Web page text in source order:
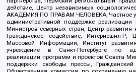
действие, Центр независимых
АКАДЕМИЯ ПО ПРАВАМ ЧЕЛОВЕКА, Частное
административной поддержке
Министров северных стран, Центр развития
Гражданское содействие, Интернешнл-
Массовой Информации, Институт
учреждение в Санкт-Петербурге по
реализации программ и проектов Совета
поддержки свободы прессы,